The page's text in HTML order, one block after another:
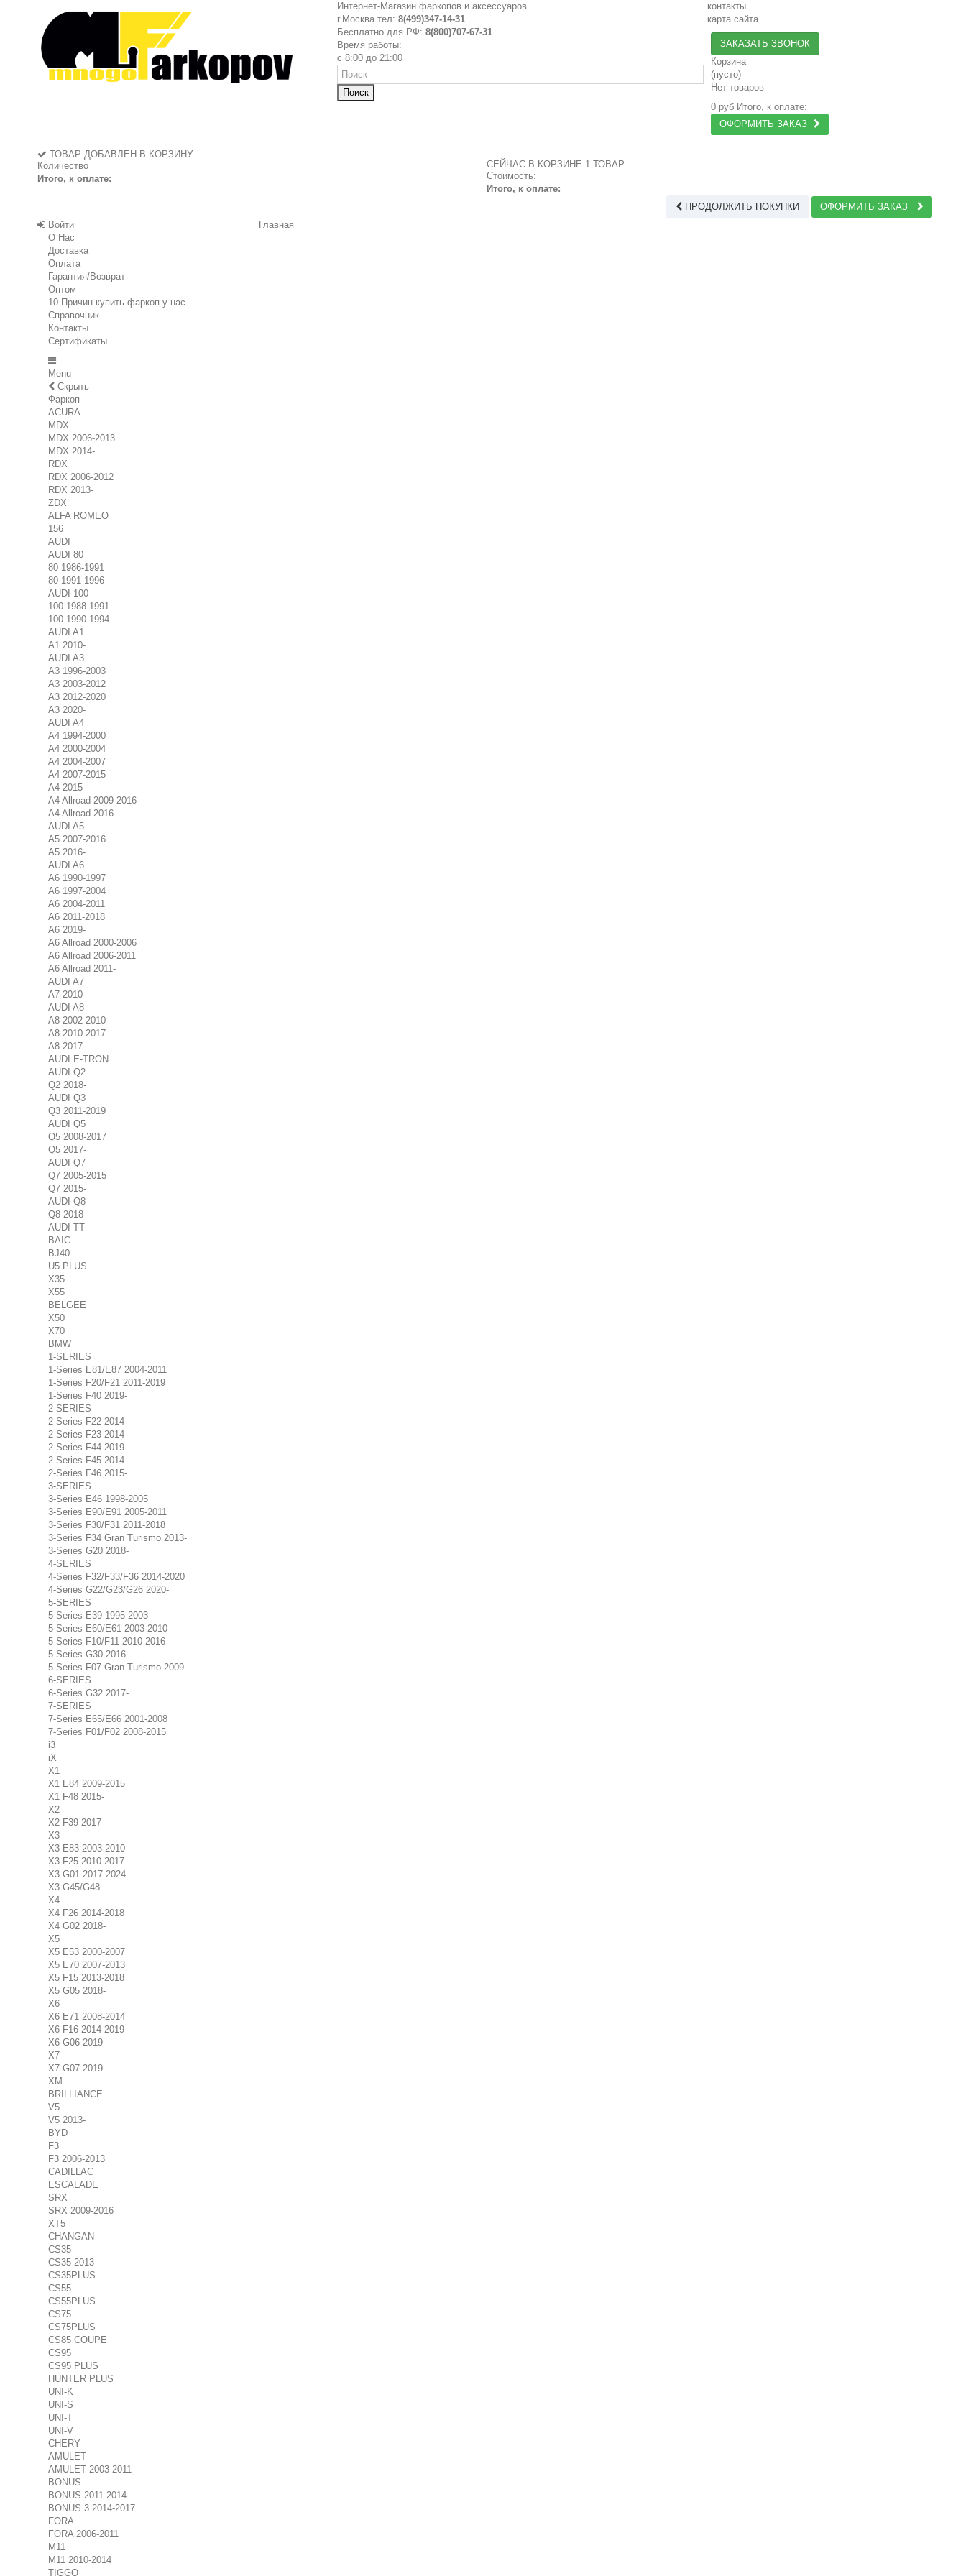
Интернет-Магазин фаркопов и аксессуаров
г.Москва тел: 8(499)347-14-31
Бесплатно для РФ: 8(800)707-67-31
Время работы:
с 8:00 до 21:00
Поиск
контакты
карта сайта
ЗАКАЗАТЬ ЗВОНОК
Корзина
(пусто)
Нет товаров
0 руб Итого, к оплате:
ОФОРМИТЬ ЗАКАЗ
ТОВАР ДОБАВЛЕН В КОРЗИНУ
Количество
Итого, к оплате:
СЕЙЧАС В КОРЗИНЕ 1 ТОВАР.
Стоимость:
Итого, к оплате:
ПРОДОЛЖИТЬ ПОКУПКИ
ОФОРМИТЬ ЗАКАЗ
Войти
Главная
О Нас
Доставка
Оплата
Гарантия/Возврат
Оптом
10 Причин купить фаркоп у нас
Справочник
Контакты
Сертификаты
Menu
Скрыть
Фаркоп
ACURA
MDX
MDX 2006-2013
MDX 2014-
RDX
RDX 2006-2012
RDX 2013-
ZDX
ALFA ROMEO
156
AUDI
AUDI 80
80 1986-1991
80 1991-1996
AUDI 100
100 1988-1991
100 1990-1994
AUDI A1
A1 2010-
AUDI A3
A3 1996-2003
A3 2003-2012
A3 2012-2020
A3 2020-
AUDI A4
A4 1994-2000
A4 2000-2004
A4 2004-2007
A4 2007-2015
A4 2015-
A4 Allroad 2009-2016
A4 Allroad 2016-
AUDI A5
A5 2007-2016
A5 2016-
AUDI A6
A6 1990-1997
A6 1997-2004
A6 2004-2011
A6 2011-2018
A6 2019-
A6 Allroad 2000-2006
A6 Allroad 2006-2011
A6 Allroad 2011-
AUDI A7
A7 2010-
AUDI A8
A8 2002-2010
A8 2010-2017
A8 2017-
AUDI E-TRON
AUDI Q2
Q2 2018-
AUDI Q3
Q3 2011-2019
AUDI Q5
Q5 2008-2017
Q5 2017-
AUDI Q7
Q7 2005-2015
Q7 2015-
AUDI Q8
Q8 2018-
AUDI TT
BAIC
BJ40
U5 PLUS
X35
X55
BELGEE
X50
X70
BMW
1-SERIES
1-Series E81/E87 2004-2011
1-Series F20/F21 2011-2019
1-Series F40 2019-
2-SERIES
2-Series F22 2014-
2-Series F23 2014-
2-Series F44 2019-
2-Series F45 2014-
2-Series F46 2015-
3-SERIES
3-Series E46 1998-2005
3-Series E90/E91 2005-2011
3-Series F30/F31 2011-2018
3-Series F34 Gran Turismo 2013-
3-Series G20 2018-
4-SERIES
4-Series F32/F33/F36 2014-2020
4-Series G22/G23/G26 2020-
5-SERIES
5-Series E39 1995-2003
5-Series E60/E61 2003-2010
5-Series F10/F11 2010-2016
5-Series G30 2016-
5-Series F07 Gran Turismo 2009-
6-SERIES
6-Series G32 2017-
7-SERIES
7-Series E65/E66 2001-2008
7-Series F01/F02 2008-2015
i3
iX
X1
X1 E84 2009-2015
X1 F48 2015-
X2
X2 F39 2017-
X3
X3 E83 2003-2010
X3 F25 2010-2017
X3 G01 2017-2024
X3 G45/G48
X4
X4 F26 2014-2018
X4 G02 2018-
X5
X5 E53 2000-2007
X5 E70 2007-2013
X5 F15 2013-2018
X5 G05 2018-
X6
X6 E71 2008-2014
X6 F16 2014-2019
X6 G06 2019-
X7
X7 G07 2019-
XM
BRILLIANCE
V5
V5 2013-
BYD
F3
F3 2006-2013
CADILLAC
ESCALADE
SRX
SRX 2009-2016
XT5
CHANGAN
CS35
CS35 2013-
CS35PLUS
CS55
CS55PLUS
CS75
CS75PLUS
CS85 COUPE
CS95
CS95 PLUS
HUNTER PLUS
UNI-K
UNI-S
UNI-T
UNI-V
CHERY
AMULET
AMULET 2003-2011
BONUS
BONUS 2011-2014
BONUS 3 2014-2017
FORA
FORA 2006-2011
M11
M11 2010-2014
TIGGO